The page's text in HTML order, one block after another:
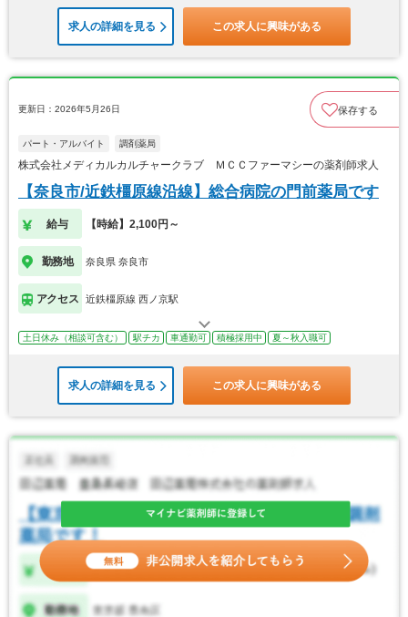
求人の詳細を見る この求人に興味がある
更新日：2026年5月26日 保存する
パート・アルバイト 調剤薬局
株式会社メディカルカルチャークラブ ＭＣＣファーマシーの薬剤師求人
【奈良市/近鉄橿原線沿線】総合病院の門前薬局です
給与 【時給】2,100円～
勤務地 奈良県 奈良市
アクセス 近鉄橿原線 西ノ京駅
土日休み（相談可含む） 駅チカ 車通勤可 積極採用中 夏～秋入職可
求人の詳細を見る この求人に興味がある